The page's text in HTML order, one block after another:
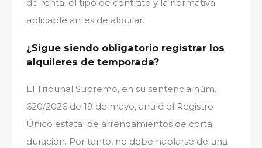
de renta, el tipo de contrato y la normativa
aplicable antes de alquilar.
¿Sigue siendo obligatorio registrar los
alquileres de temporada?
El Tribunal Supremo, en su sentencia núm.
620/2026 de 19 de mayo, anuló el Registro
Único estatal de arrendamientos de corta
duración. Por tanto, no debe hablarse de una